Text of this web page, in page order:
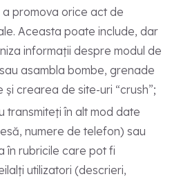
promova orice act de
Aceasta poate include, dar
informații despre modul de
asambla bombe, grenade
crearea de site-uri “crush”;
transmiteți în alt mod date
numere de telefon) sau
în rubricile care pot fi
utilizatori (descrieri,